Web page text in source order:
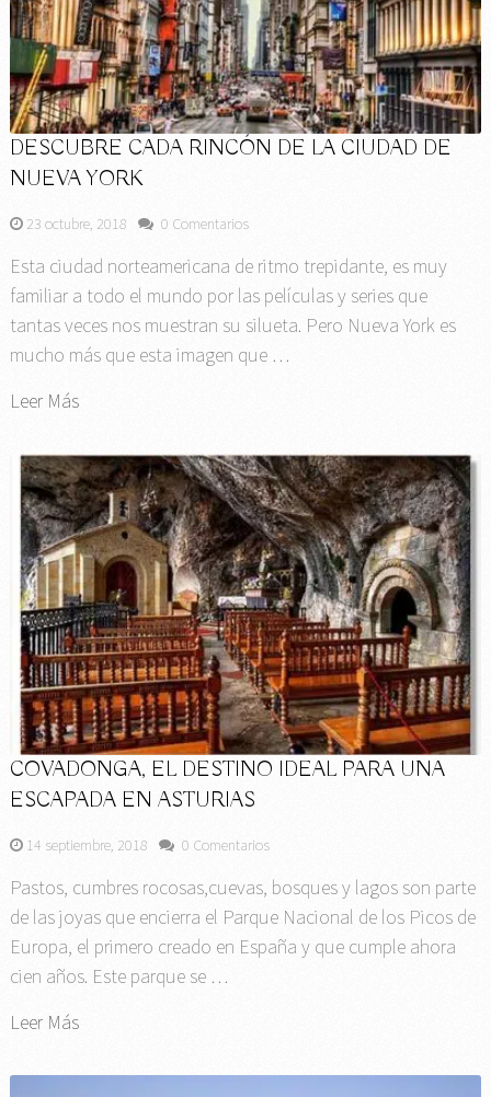
DESCUBRE CADA RINCÓN DE LA CIUDAD DE
NUEVA YORK
23 octubre, 2018 0 Comentarios
Esta ciudad norteamericana de ritmo trepidante, es muy
familiar a todo el mundo por las películas y series que
tantas veces nos muestran su silueta. Pero Nueva York es
mucho más que esta imagen que …
Leer Más
COVADONGA, EL DESTINO IDEAL PARA UNA
ESCAPADA EN ASTURIAS
14 septiembre, 2018 0 Comentarios
Pastos, cumbres rocosas,cuevas, bosques y lagos son parte
de las joyas que encierra el Parque Nacional de los Picos de
Europa, el primero creado en España y que cumple ahora
cien años. Este parque se …
Leer Más